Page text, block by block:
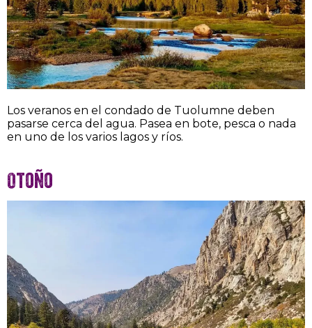
Los veranos en el condado de Tuolumne deben
pasarse cerca del agua. Pasea en bote, pesca o nada
en uno de los varios lagos y ríos.
Otoño